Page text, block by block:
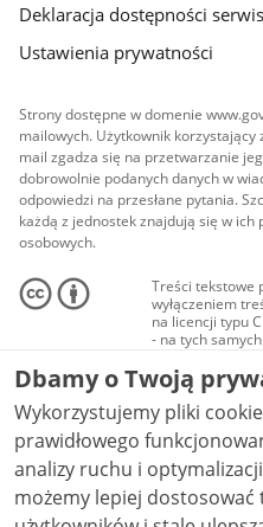
Deklaracja dostępności
Ustawienia prywatności
Strony dostępne w domenie
mailowych. Użytkownik
mail zgadza się na przetwarzanie
dobrowolnie podanych danych w
odpowiedzi na przesłane pytania.
każdą z jednostek znajdują się w
osobowych.
Treści tekstowe
wyłączeniem
na licencji typu
- na tych
Materiały
audio i wideo,
Creative
niekomercyjne -
NC-ND 4.0), o
Dbamy o Twoją
Wykorzystujemy pliki
prawidłowego
analizy ruchu i optymalizacji
możemy lepiej